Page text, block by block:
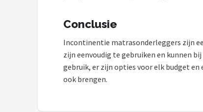
Conclusie
Incontinentie matrasonderleggers zijn
zijn eenvoudig te gebruiken en kunnen
gebruik, er zijn opties voor elk budget
ook brengen.